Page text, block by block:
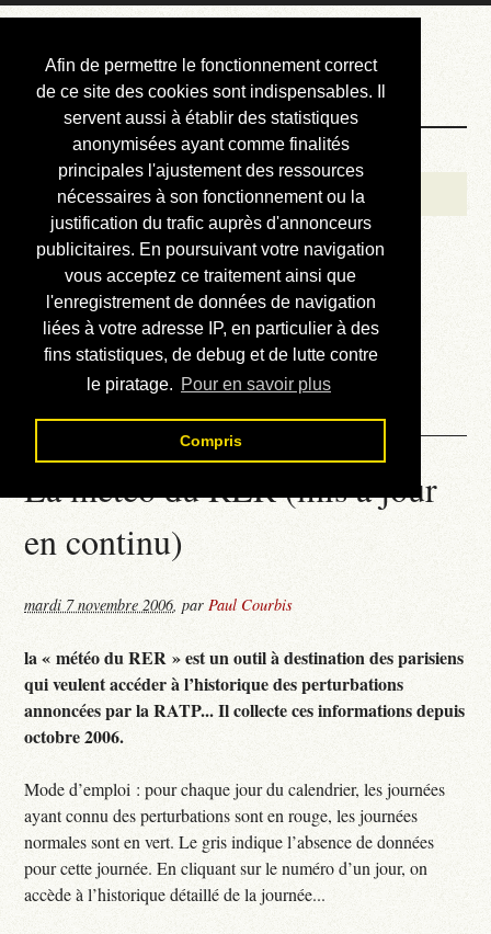
Afin de permettre le fonctionnement correct
de ce site des cookies sont indispensables. Il
servent aussi à établir des statistiques
anonymisées ayant comme finalités
principales l'ajustement des ressources
nécessaires à son fonctionnement ou la
justification du trafic auprès d'annonceurs
publicitaires. En poursuivant votre navigation
vous acceptez ce traitement ainsi que
l'enregistrement de données de navigation
liées à votre adresse IP, en particulier à des
fins statistiques, de debug et de lutte contre
le piratage. Pour en savoir plus
Compris
Courbis, « LE »
Blog Officiel
Bienvenue
Réalisations
Divers (et d’été)
Annonces
Liens externes
Téléchargement
Contact
La météo du RER (mis à jour
en continu)
mardi 7 novembre 2006,parPaul Courbis
la « météo du RER » est un outil à destination des parisiens
qui veulent accéder à l’historique des perturbations
annoncées par la RATP... Il collecte ces informations depuis
octobre 2006.
Mode d’emploi : pour chaque jour du calendrier, les journées
ayant connu des perturbations sont en rouge, les journées
normales sont en vert. Le gris indique l’absence de données
pour cette journée. En cliquant sur le numéro d’un jour, on
accède à l’historique détaillé de la journée...